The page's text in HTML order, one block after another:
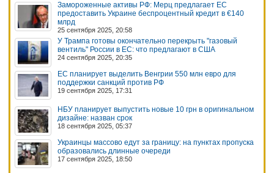
Замороженные активы РФ: Мерц предлагает ЕС
предоставить Украине беспроцентный кредит в €140
млрд
25 сентября 2025, 20:58
У Трампа готовы окончательно перекрыть "газовый
вентиль" России в ЕС: что предлагают в США
24 сентября 2025, 20:35
ЕС планирует выделить Венгрии 550 млн евро для
поддержки санкций против РФ
19 сентября 2025, 17:31
НБУ планирует выпустить новые 10 грн в оригинальном
дизайне: назван срок
18 сентября 2025, 05:37
Украинцы массово едут за границу: на пунктах пропуска
образовались длинные очереди
17 сентября 2025, 18:50